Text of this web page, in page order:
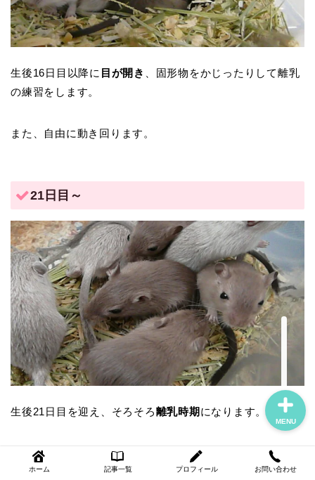
生後16日目以降に 目が開き
、固形物をかじったりして離乳
の練習をします。
また、自由に動き回ります。
21日目～
生後21日目を迎え、そろそろ離乳時期 になります。
体はまだ小さいですが、親スナネズミのように敷材を掘っ
てみたり、巣材をほぐしてみたりとスナネズミらしい行動
ホーム 記事一覧 プロフィール お問い合わせ
MENU
ホーム
記事一覧
プロフィール
お問い合わせ